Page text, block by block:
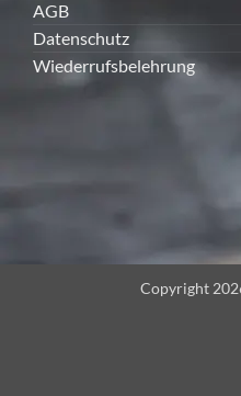
AGB
Datenschutz
Wiederrufsbelehrung
Copyright